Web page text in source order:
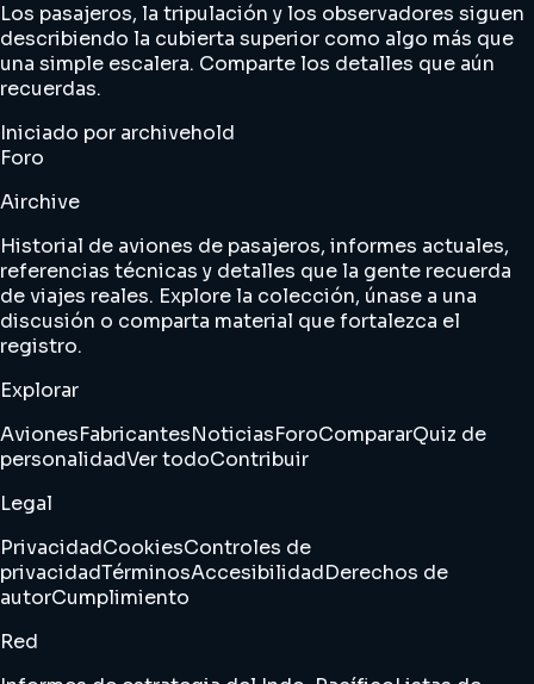
Los pasajeros, la tripulación y los observadores siguen
describiendo la cubierta superior como algo más que
una simple escalera. Comparte los detalles que aún
recuerdas.
Iniciado por archivehold
Foro
Airchive
Historial de aviones de pasajeros, informes actuales,
referencias técnicas y detalles que la gente recuerda
de viajes reales. Explore la colección, únase a una
discusión o comparta material que fortalezca el
registro.
Explorar
AvionesFabricantesNoticiasForoCompararQuiz de
personalidadVer todoContribuir
Legal
PrivacidadCookiesControles de
privacidadTérminosAccesibilidadDerechos de
autorCumplimiento
Red